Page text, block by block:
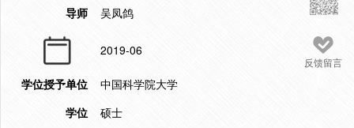
反馈留言
导师
吴凤鸽
2019-06
学位授予单位
中国科学院大学
学位
硕士